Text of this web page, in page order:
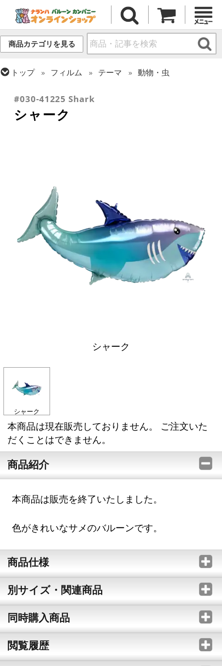
商品カテゴリを見る
トップ フィルム テーマ
動物・虫
#030-41225 Shark
シャーク
シャーク
シャーク
本商品は現在販売しておりません。 ご注文いた
だくことはできません。
商品紹介
本商品は販売を終了いたしました。
色がきれいなサメのバルーンです。
商品仕様
別サイズ・関連商品
同時購入商品
閲覧履歴